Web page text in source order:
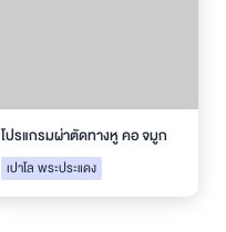
โปรแกรมผ่าตัดทางหู คอ จมูก
เปาโล พระประแดง